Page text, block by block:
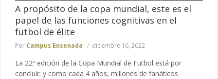
A propósito de la copa mundial, este es el
papel de las funciones cognitivas en el
futbol de élite
Por Campus Ensenada diciembre 16, 2022
La 22ª edición de la Copa Mundial de Futbol está por
concluir; y como cada 4 años, millones de fanáticos